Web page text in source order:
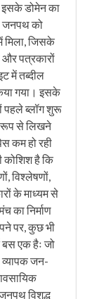
डोमेन का
जनपथ को
मिला, जिसके
पत्रकारों
में तब्दील
गया। इसके
पहले ब्लॉग शुरू
रूप से लिखने
कम हो रही
है कि
विश्लेषणों,
के माध्यम से
का निर्माण
पर, कुछ भी
बस एक हैः जो
व्यापक जन-
विशुद्ध